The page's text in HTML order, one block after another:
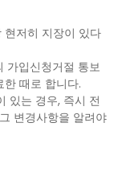
현저히 지장이 있다
가입신청거절 통보
때로 합니다.
있는 경우, 즉시 전
변경사항을 알려야